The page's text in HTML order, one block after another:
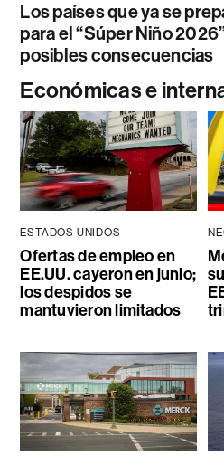
Los países que ya se
para el “Súper Niño
posibles consecuencias
Económicas e
ESTADOS UNIDOS
Ofertas de empleo en
EE.UU. cayeron en junio;
los despidos se
mantuvieron limitados